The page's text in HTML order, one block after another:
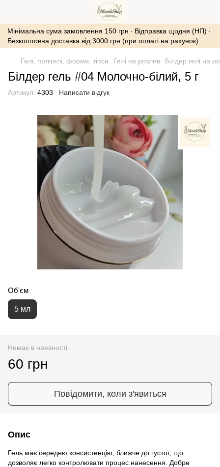
Мінімальна сума замовлення 150 грн ∙ Відправка щодня (НП) ∙
Безкоштовна доставка від 3000 грн (при оплаті на рахунок)
Гелі, полігелі, форми, тіпси Гелі на розлив Білдер гелі на
Білдер гель #04 Молочно-білий, 5 г
Артикул: 4303 Написати відгук
Обʼєм
5 мл
Немає в наявності
60 грн
Повідомити, коли з'явиться
Опис
Гель має середню консистенцію, ближче до густої, що
дозволяє легко контролювати процес нанесення. Добре